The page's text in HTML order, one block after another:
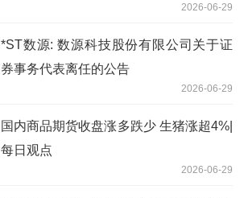
永续资本证券总额将获有效交回-资讯
2026-06-29
*ST数源: 数源科技股份有限公司关于证
券事务代表离任的公告
2026-06-29
国内商品期货收盘涨多跌少 生猪涨超4%|
每日观点
2026-06-29